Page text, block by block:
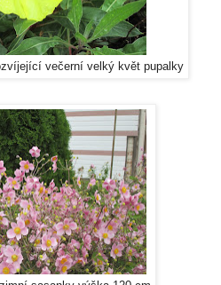
večerní velký květ pupalky